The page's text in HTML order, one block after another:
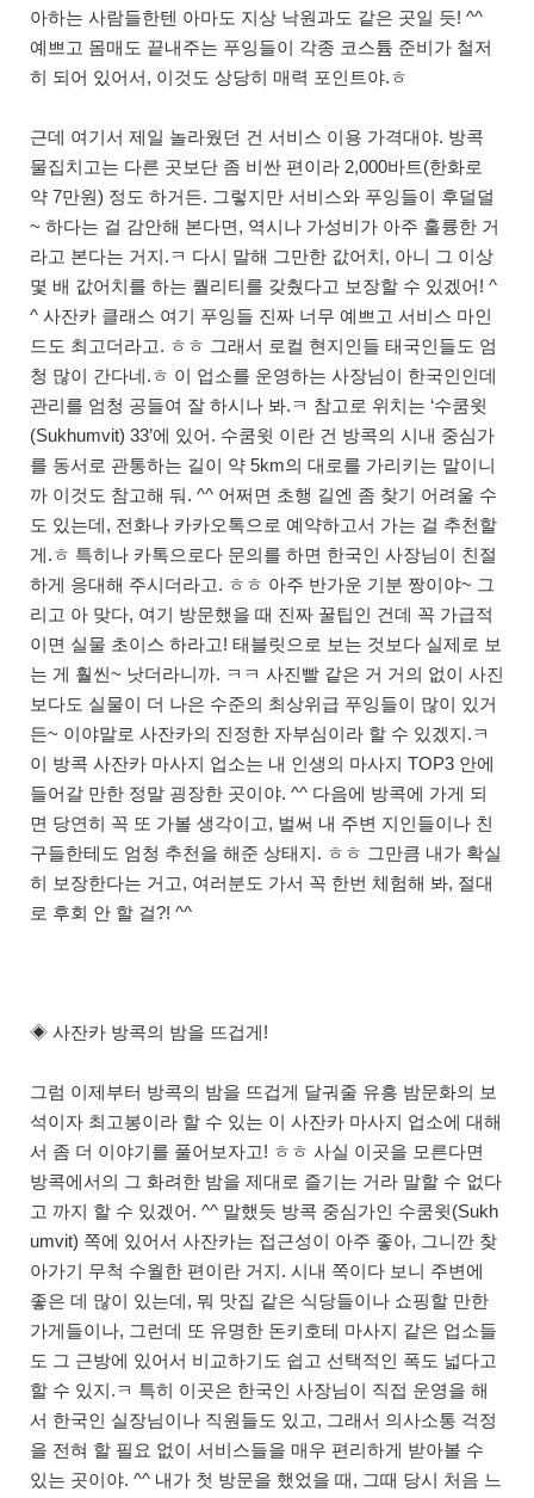
아하는 사람들한텐 아마도 지상 낙원과도 같은 곳일 듯! ^^
예쁘고 몸매도 끝내주는 푸잉들이 각종 코스튬 준비가 철저
히 되어 있어서, 이것도 상당히 매력 포인트야.ㅎ
근데 여기서 제일 놀라웠던 건 서비스 이용 가격대야. 방콕
물집치고는 다른 곳보단 좀 비싼 편이라 2,000바트(한화로
약 7만원) 정도 하거든. 그렇지만 서비스와 푸잉들이 후덜덜
~ 하다는 걸 감안해 본다면, 역시나 가성비가 아주 훌륭한 거
라고 본다는 거지.ㅋ 다시 말해 그만한 값어치, 아니 그 이상
몇 배 값어치를 하는 퀄리티를 갖췄다고 보장할 수 있겠어! ^
^ 사잔카 클래스 여기 푸잉들 진짜 너무 예쁘고 서비스 마인
드도 최고더라고. ㅎㅎ 그래서 로컬 현지인들 태국인들도 엄
청 많이 간다네.ㅎ 이 업소를 운영하는 사장님이 한국인인데
관리를 엄청 공들여 잘 하시나 봐.ㅋ 참고로 위치는 ‘수쿰윗
(Sukhumvit) 33’에 있어. 수쿰윗 이란 건 방콕의 시내 중심가
를 동서로 관통하는 길이 약 5km의 대로를 가리키는 말이니
까 이것도 참고해 둬. ^^ 어쩌면 초행 길엔 좀 찾기 어려울 수
도 있는데, 전화나 카카오톡으로 예약하고서 가는 걸 추천할
게.ㅎ 특히나 카톡으로다 문의를 하면 한국인 사장님이 친절
하게 응대해 주시더라고. ㅎㅎ 아주 반가운 기분 짱이야~ 그
리고 아 맞다, 여기 방문했을 때 진짜 꿀팁인 건데 꼭 가급적
이면 실물 초이스 하라고! 태블릿으로 보는 것보다 실제로 보
는 게 훨씬~ 낫더라니까. ㅋㅋ 사진빨 같은 거 거의 없이 사진
보다도 실물이 더 나은 수준의 최상위급 푸잉들이 많이 있거
든~ 이야말로 사잔카의 진정한 자부심이라 할 수 있겠지.ㅋ
이 방콕 사잔카 마사지 업소는 내 인생의 마사지 TOP3 안에
들어갈 만한 정말 굉장한 곳이야. ^^ 다음에 방콕에 가게 되
면 당연히 꼭 또 가볼 생각이고, 벌써 내 주변 지인들이나 친
구들한테도 엄청 추천을 해준 상태지. ㅎㅎ 그만큼 내가 확실
히 보장한다는 거고, 여러분도 가서 꼭 한번 체험해 봐, 절대
로 후회 안 할 걸?! ^^
◈ 사잔카 방콕의 밤을 뜨겁게!
그럼 이제부터 방콕의 밤을 뜨겁게 달궈줄 유흥 밤문화의 보
석이자 최고봉이라 할 수 있는 이 사잔카 마사지 업소에 대해
서 좀 더 이야기를 풀어보자고! ㅎㅎ 사실 이곳을 모른다면
방콕에서의 그 화려한 밤을 제대로 즐기는 거라 말할 수 없다
고 까지 할 수 있겠어. ^^ 말했듯 방콕 중심가인 수쿰윗(Sukh
umvit) 쪽에 있어서 사잔카는 접근성이 아주 좋아, 그니깐 찾
아가기 무척 수월한 편이란 거지. 시내 쪽이다 보니 주변에
좋은 데 많이 있는데, 뭐 맛집 같은 식당들이나 쇼핑할 만한
가게들이나, 그런데 또 유명한 돈키호테 마사지 같은 업소들
도 그 근방에 있어서 비교하기도 쉽고 선택적인 폭도 넓다고
할 수 있지.ㅋ 특히 이곳은 한국인 사장님이 직접 운영을 해
서 한국인 실장님이나 직원들도 있고, 그래서 의사소통 걱정
을 전혀 할 필요 없이 서비스들을 매우 편리하게 받아볼 수
있는 곳이야. ^^ 내가 첫 방문을 했었을 때, 그때 당시 처음 느